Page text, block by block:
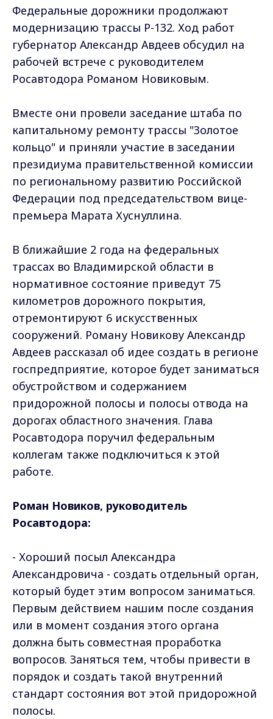
Федеральные дорожники продолжают
модернизацию трассы Р-132. Ход работ
губернатор Александр Авдеев обсудил на
рабочей встрече с руководителем
Росавтодора Романом Новиковым.
Вместе они провели заседание штаба по
капитальному ремонту трассы "Золотое
кольцо" и приняли участие в заседании
президиума правительственной комиссии
по региональному развитию Российской
Федерации под председательством вице-
премьера Марата Хуснуллина.
В ближайшие 2 года на федеральных
трассах во Владимирской области в
нормативное состояние приведут 75
километров дорожного покрытия,
отремонтируют 6 искусственных
сооружений. Роману Новикову Александр
Авдеев рассказал об идее создать в регионе
госпредприятие, которое будет заниматься
обустройством и содержанием
придорожной полосы и полосы отвода на
дорогах областного значения. Глава
Росавтодора поручил федеральным
коллегам также подключиться к этой
работе.
Роман Новиков, руководитель
Росавтодора:
- Хороший посыл Александра
Александровича - создать отдельный орган,
который будет этим вопросом заниматься.
Первым действием нашим после создания
или в момент создания этого органа
должна быть совместная проработка
вопросов. Заняться тем, чтобы привести в
порядок и создать такой внутренний
стандарт состояния вот этой придорожной
полосы.